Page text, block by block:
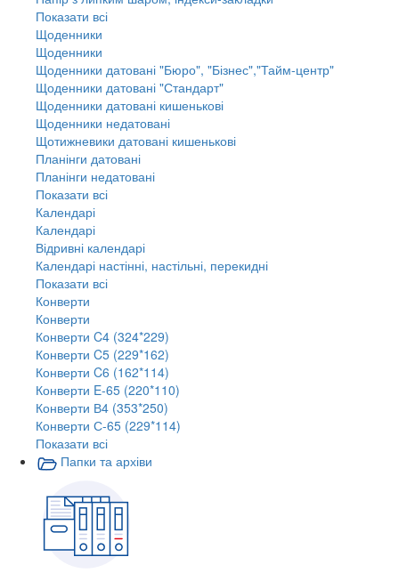
Показати всі
Щоденники
Щоденники
Щоденники датовані "Бюро", "Бізнес","Тайм-центр"
Щоденники датовані "Стандарт"
Щоденники датовані кишенькові
Щоденники недатовані
Щотижневики датовані кишенькові
Планінги датовані
Планінги недатовані
Показати всі
Календарі
Календарі
Відривні календарі
Календарі настінні, настільні, перекидні
Показати всі
Конверти
Конверти
Конверти C4 (324*229)
Конверти C5 (229*162)
Конверти C6 (162*114)
Конверти E-65 (220*110)
Конверти В4 (353*250)
Конверти С-65 (229*114)
Показати всі
Папки та архіви